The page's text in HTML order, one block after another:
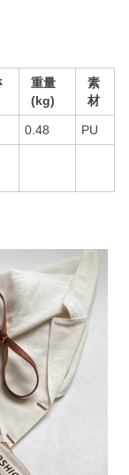
重量
(kg)
素
材
0.48 PU